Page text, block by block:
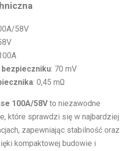
58V
bezpieczniku: 70 mV
: 0,45 mΩ
100A/58Vto niezawodne
które sprawdzi się w najbardziej
zapewniając stabilność oraz
kompaktowej budowie i